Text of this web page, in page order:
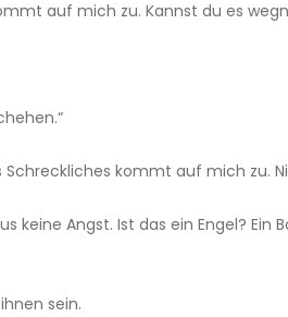
auf mich zu. Kannst du es
kommt auf mich zu.
keine Angst. Ist das ein Engel?
sein.